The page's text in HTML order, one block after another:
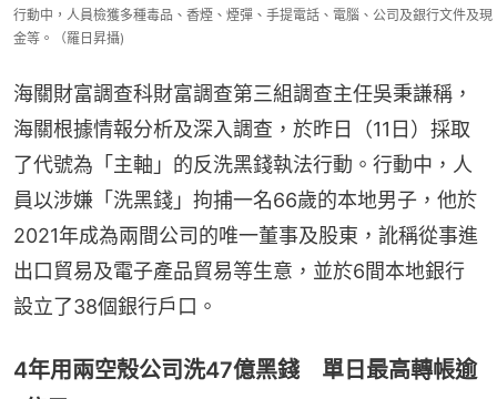
行動中，人員檢獲多種毒品、香煙、煙彈、手提電話、電腦、公司及銀行文件及現
金等。（羅日昇攝)
海關財富調查科財富調查第三組調查主任吳秉謙稱，
海關根據情報分析及深入調查，於昨日（11日）採取
了代號為「主軸」的反洗黑錢執法行動。行動中，人
員以涉嫌「洗黑錢」拘捕一名66歲的本地男子，他於
2021年成為兩間公司的唯一董事及股東，訛稱從事進
出口貿易及電子產品貿易等生意，並於6間本地銀行
設立了38個銀行戶口。
4年用兩空殼公司洗47億黑錢 單日最高轉帳逾